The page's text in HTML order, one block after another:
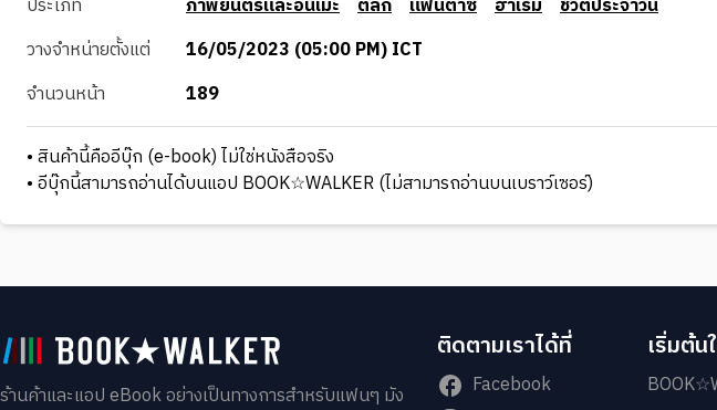
ประเภท
ภาพยนตร์และอนิเมะ ตลก แฟนตาซี ฮาเร็ม ชีวิตประจำวัน
วางจำหน่ายตั้งแต่
16/05/2023 (05:00 PM) ICT
จำนวนหน้า
189
• สินค้านี้คืออีบุ๊ก (e-book) ไม่ใช่หนังสือจริง
• อีบุ๊กนี้สามารถอ่านได้บนแอป BOOK☆WALKER (ไม่สามารถอ่านบนเบราว์เซอร์)
ร้านค้าและแอป eBook อย่างเป็นทางการสำหรับแฟนๆ มัง
ติดตามเราได้ที่
Facebook
เริ่มต้น